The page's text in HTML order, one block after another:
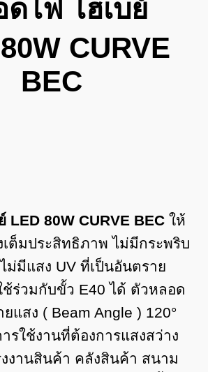
ไฟ ไฮเบย์
80W CURVE
BEC
LED 80W CURVE BEC ให้
เต็มประสิทธิภาพ ไม่มีกระพริบ
ม่มีแสง UV ที่เป็นอันตราย
ช้ร่วมกับขั้ว E40 ได้ ตัวหลอด
แสง ( Beam Angle ) 120°
รใช้งานที่ต้องการแสงสว่าง
งานสินค้า คลังสินค้า สนาม